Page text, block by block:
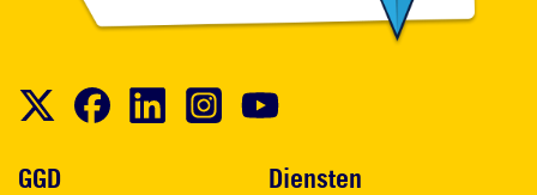
Voet
GGD Diensten